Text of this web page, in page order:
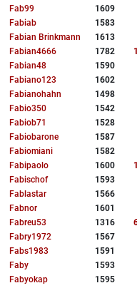
Fab99 1609
Fabiab 1583
Fabian Brinkmann 1613
Fabian4666 1782
Fabian48 1590
Fabiano123 1602
Fabianohahn 1498
Fabio350 1542
Fabiob71 1528
Fabiobarone 1587
Fabiomiani 1582
Fabipaolo 1600
Fabischof 1593
Fablastar 1566
Fabnor 1601
Fabreu53 1316
Fabry1972 1567
Fabs1983 1591
Faby 1593
Fabyokap 1595